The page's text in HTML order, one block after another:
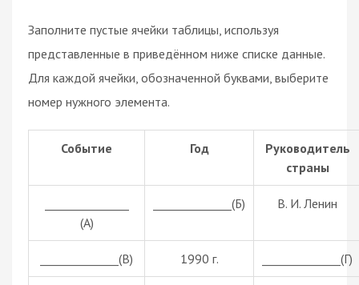
Заполните пустые ячейки таблицы, используя
представленные в приведённом ниже списке данные.
Для каждой ячейки, обозначенной буквами, выберите
номер нужного элемента.
Событие Год
Руководитель
страны
(А)
______________(Б) В. И. Ленин
______________(В) 1990 г. ______________(Г)